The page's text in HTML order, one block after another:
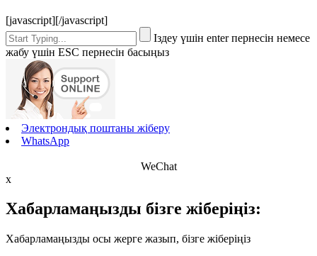
[javascript][/javascript]
Іздеу үшін enter пернесін немесе
жабу үшін ESC пернесін басыңыз
Электрондық поштаны жіберу
WhatsApp
WeChat
x
Хабарламаңызды бізге жіберіңіз:
Хабарламаңызды осы жерге жазып, бізге жіберіңіз